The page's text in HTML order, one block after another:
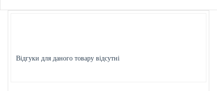
Відгуки для даного товару відсутні